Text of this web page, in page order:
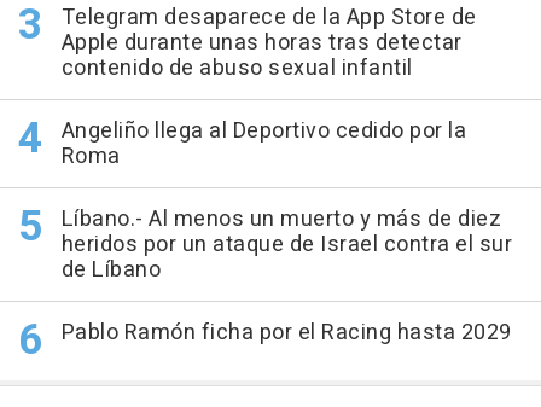
Telegram desaparece de la App Store de
Apple durante unas horas tras detectar
contenido de abuso sexual infantil
Angeliño llega al Deportivo cedido por la
Roma
Líbano.- Al menos un muerto y más de diez
heridos por un ataque de Israel contra el sur
de Líbano
Pablo Ramón ficha por el Racing hasta 2029